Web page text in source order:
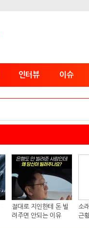
인터뷰 이슈
절대로 지인한테 돈 빌
려주면 안되는 이유
소
근